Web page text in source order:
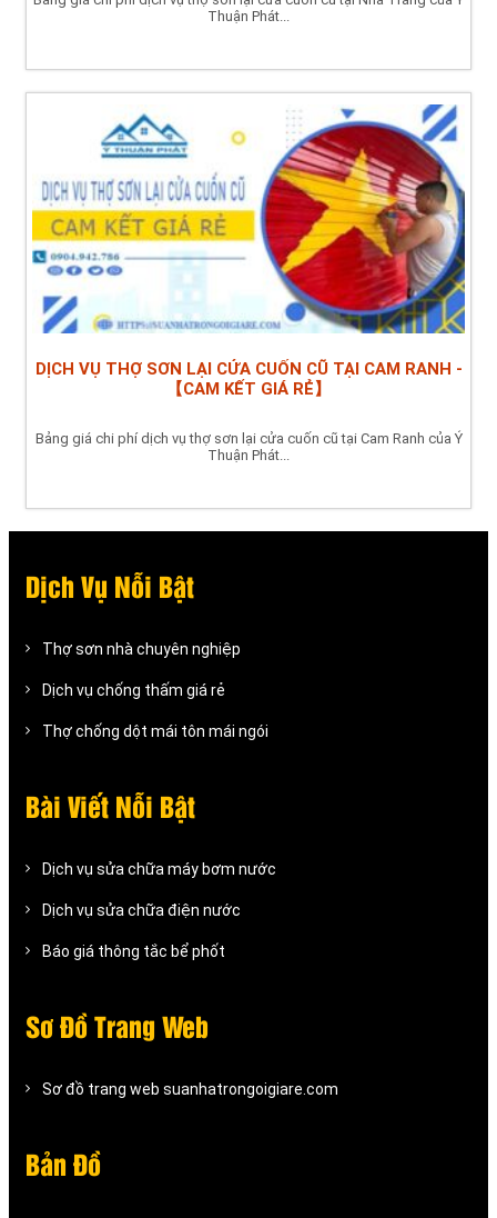
Thuận Phát...
DỊCH VỤ THỢ SƠN LẠI CỬA CUỐN CŨ TẠI CAM RANH -
【CAM KẾT GIÁ RẺ】
Bảng giá chi phí dịch vụ thợ sơn lại cửa cuốn cũ tại Cam Ranh của Ý
Thuận Phát...
Dịch Vụ Nỗi Bật
Thợ sơn nhà chuyên nghiệp
Dịch vụ chống thấm giá rẻ
Thợ chống dột mái tôn mái ngói
Bài Viết Nỗi Bật
Dịch vụ sửa chữa máy bơm nước
Dịch vụ sửa chữa điện nước
Báo giá thông tắc bể phốt
Sơ Đồ Trang Web
Sơ đồ trang web suanhatrongoigiare.com
Bản Đồ